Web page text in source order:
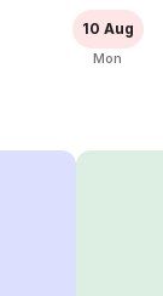
10 Aug
Mon